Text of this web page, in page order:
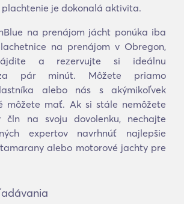
je dokonalá aktivita.
na prenájom jácht ponúka iba
na prenájom v Obregon,
a rezervujte si ideálnu
pár minút. Môžete priamo
alebo nás s akýmikoľvek
môžete mať. Ak si stále nemôžete
čln na svoju dovolenku, nechajte
expertov navrhnúť najlepšie
alebo motorové jachty pre